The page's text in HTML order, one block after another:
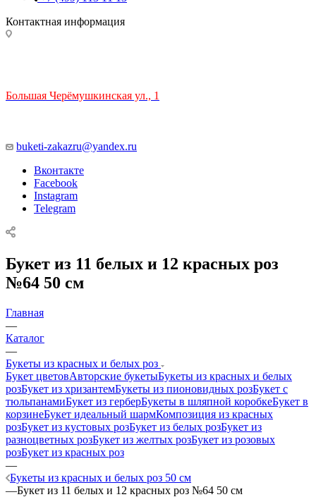
Контактная информация
Большая Черёмушкинская ул., 1
buketi-zakazru@yandex.ru
Вконтакте
Facebook
Instagram
Telegram
Букет из 11 белых и 12 красных роз
№64 50 см
Главная
—
Каталог
—
Букеты из красных и белых роз
Букет цветовАвторские букетыБукеты из красных и белых
розБукет из хризантемБукеты из пионовидных розБукет с
тюльпанамиБукет из герберБукеты в шляпной коробкеБукет в
корзинеБукет идеальный шармКомпозиция из красных
розБукет из кустовых розБукет из белых розБукет из
разноцветных розБукет из желтых розБукет из розовых
розБукет из красных роз
—
Букеты из красных и белых роз 50 см
—Букет из 11 белых и 12 красных роз №64 50 см